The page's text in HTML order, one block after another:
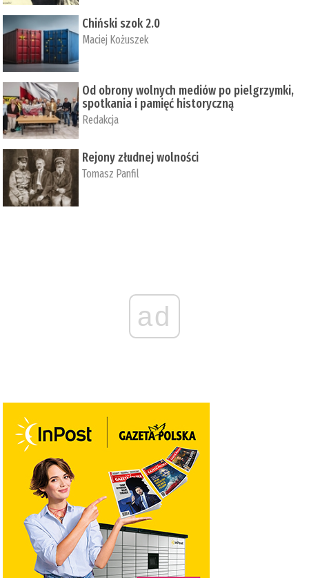
Chiński szok 2.0
Maciej Kożuszek
Od obrony wolnych mediów po pielgrzymki,
spotkania i pamięć historyczną
Redakcja
Rejony złudnej wolności
Tomasz Panfil
ad